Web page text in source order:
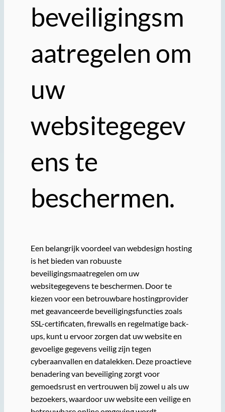
beveiligingsm
aatregelen om
uw
websitegegev
ens te
beschermen.
Een belangrijk voordeel van webdesign hosting
is het bieden van robuuste
beveiligingsmaatregelen om uw
websitegegevens te beschermen. Door te
kiezen voor een betrouwbare hostingprovider
met geavanceerde beveiligingsfuncties zoals
SSL-certificaten, firewalls en regelmatige back-
ups, kunt u ervoor zorgen dat uw website en
gevoelige gegevens veilig zijn tegen
cyberaanvallen en datalekken. Deze proactieve
benadering van beveiliging zorgt voor
gemoedsrust en vertrouwen bij zowel u als uw
bezoekers, waardoor uw website een veilige en